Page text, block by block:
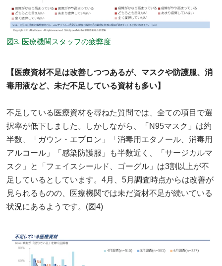
図3. 医療機関スタッフの疲弊度
【医療資材不足は改善しつつあるが、マスクや防護服、消
毒用液など、未だ不足している資材も多い】
不足している医療資材を尋ねた質問では、全ての項目で選
択率が低下しました。しかしながら、「N95マスク」は約
半数、「ガウン・エプロン」「消毒用エタノール、消毒用
アルコール」「感染防護服」も半数近く、「サージカルマ
スク」と「フェイスシールド、ゴーグル」は3割以上が不
足しているとしています。4月、5月調査時点からは改善が
見られるものの、医療機関では未だ資材不足が続いている
状況にあるようです。(図4)